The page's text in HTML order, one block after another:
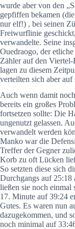
wurde aber von den
gepfiffen bekamen
nur elf!) , bei seinen
Freiwurflinie
verwandelte. Seine
Ouedraogo, der
Zähler auf den
lagen zu diesem
verteilten sich aber auf
Auch wenn damit
bereits ein großes
fortsetzen sollte: Die
ungenutzt gelassen.
verwandelt werden
Manko war die
Treffer der Gegner
Korb zu oft Lücken
So setzten diese sich
Durchgangs auf
ließen sie noch einmal
17. Minute auf 39:24
Gutes. Es waren nun
dazugekommen, und
noch minimal auf